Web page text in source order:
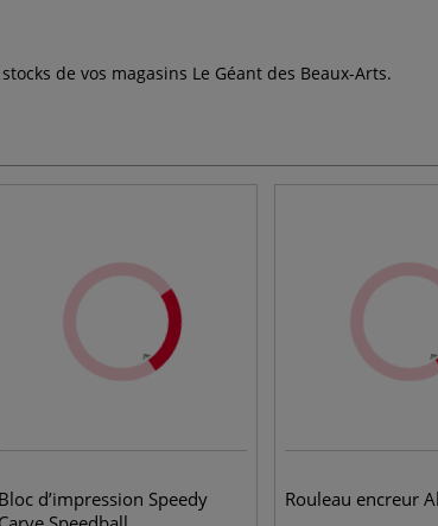
de vos magasins Le Géant des Beaux-Arts.
Bloc d’impression Speedy
Rouleau encreur